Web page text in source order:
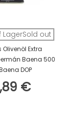
LagerSold out
Olivenöl Extra
Baena 500
DOP
€